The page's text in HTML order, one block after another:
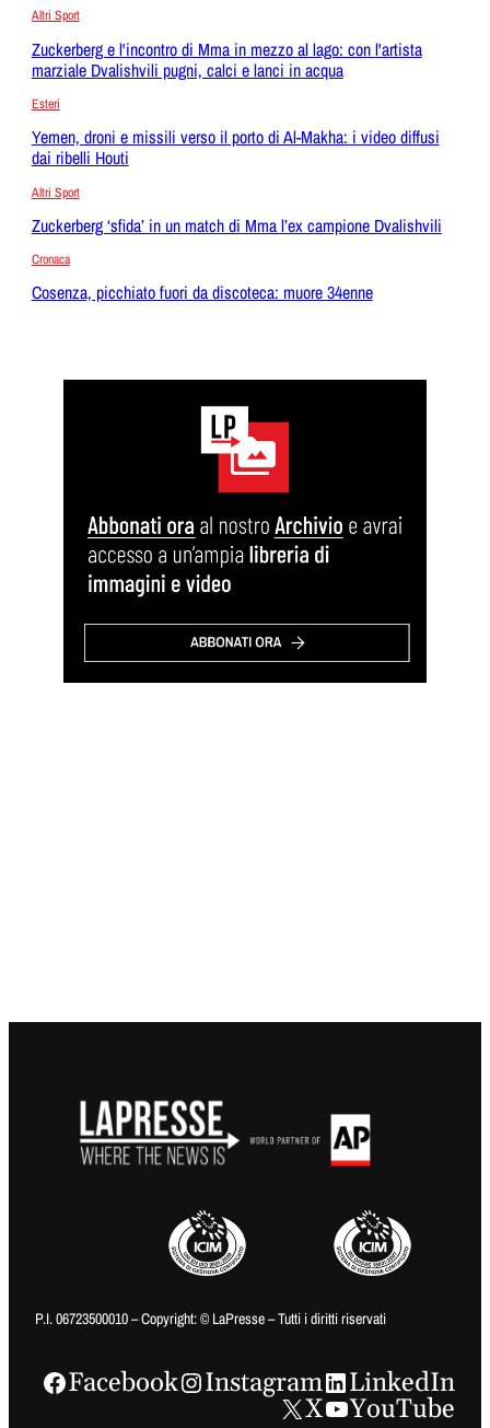
Altri Sport
Zuckerberg e l'incontro di Mma in mezzo al lago: con l'artista
marziale Dvalishvili pugni, calci e lanci in acqua
Esteri
Yemen, droni e missili verso il porto di Al-Makha: i video diffusi
dai ribelli Houti
Altri Sport
Zuckerberg ‘sfida’ in un match di Mma l’ex campione Dvalishvili
Cronaca
Cosenza, picchiato fuori da discoteca: muore 34enne
P.I. 06723500010 – Copyright: © LaPresse – Tutti i diritti riservati
Facebook Instagram
LinkedIn
X
YouTube